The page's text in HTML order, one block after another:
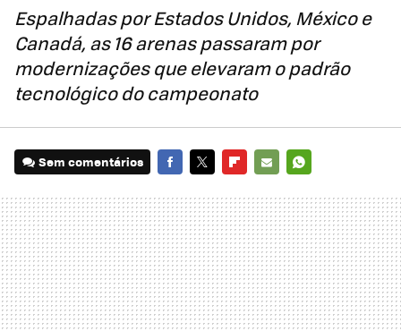
Espalhadas por Estados Unidos, México e
Canadá, as 16 arenas passaram por
modernizações que elevaram o padrão
tecnológico do campeonato
Sem comentários
MAIL